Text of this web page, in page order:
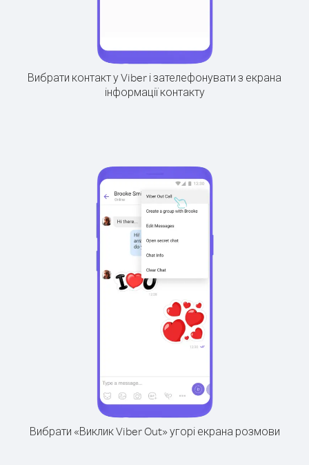
Вибрати контакт у Viber і зателефонувати з екрана
інформації контакту
Вибрати «Виклик Viber Out» угорі екрана розмови